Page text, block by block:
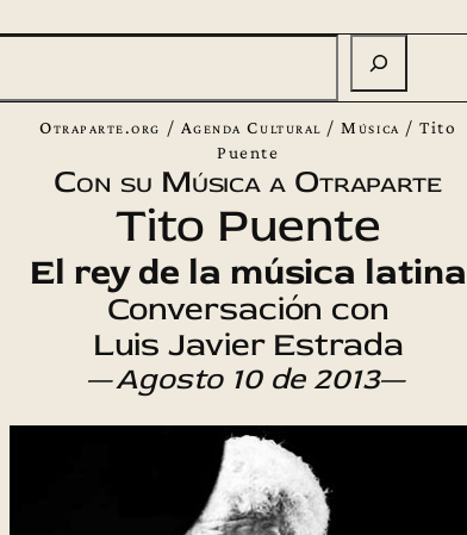
Otraparte.org / Agenda Cultural /Música /Tito
Puente
Con su Música a Otraparte
Tito Puente
El rey de la música latina
Conversación con
Luis Javier Estrada
—Agosto 10 de 2013—